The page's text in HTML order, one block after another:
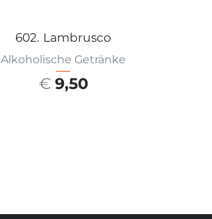
602. Lambrusco
Alkoholische Getränke
€ 9,50